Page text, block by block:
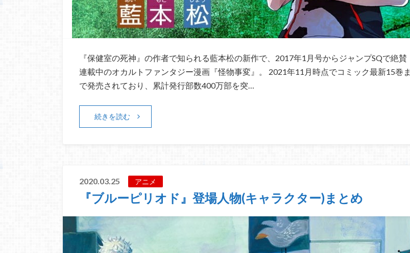
『保健室の死神』の作者で知られる藍本松の新作で、2017年1月号からジャンプSQで絶賛
連載中のオカルトファンタジー漫画『怪物事変』。 2021年11月時点でコミック最新15巻ま
で発売されており、累計発行部数400万部を突…
続きを読む
2020.03.25 アニメ
『ブルーピリオド』登場人物(キャラクター)まとめ